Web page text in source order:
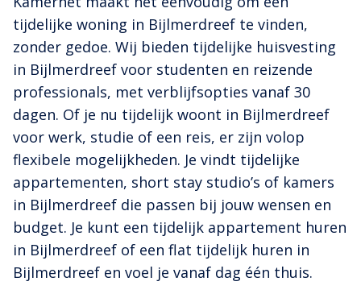
tijdelijke woning in Bijlmerdreef te vinden,
zonder gedoe. Wij bieden tijdelijke huisvesting
in Bijlmerdreef voor studenten en reizende
professionals, met verblijfsopties vanaf 30
dagen. Of je nu tijdelijk woont in Bijlmerdreef
voor werk, studie of een reis, er zijn volop
flexibele mogelijkheden. Je vindt tijdelijke
appartementen, short stay studio’s of kamers
in Bijlmerdreef die passen bij jouw wensen en
budget. Je kunt een tijdelijk appartement huren
in Bijlmerdreef of een flat tijdelijk huren in
Bijlmerdreef en voel je vanaf dag één thuis.